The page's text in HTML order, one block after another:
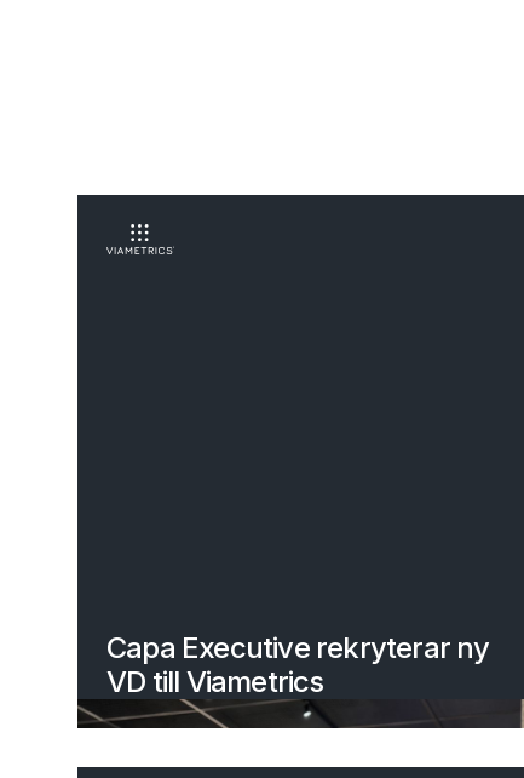
Capa Executive rekryterar ny
VD till Viametrics